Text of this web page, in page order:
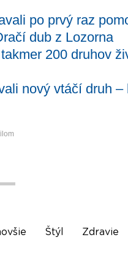
po prvý raz
dub z Lozorna
200 druhov
nový vtáčí druh
Štýl Zdravie